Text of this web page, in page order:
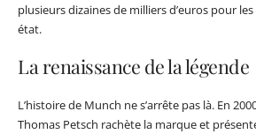
plusieurs dizaines de milliers d’euros pour
état.
La renaissance de la légende
L’histoire de Munch ne s’arrête pas là. En
Thomas Petsch rachète la marque et